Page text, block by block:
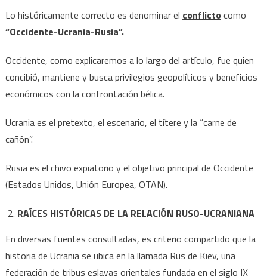
Lo históricamente correcto es denominar el conflicto como
“Occidente-Ucrania-Rusia”.
Occidente, como explicaremos a lo largo del artículo, fue quien
concibió, mantiene y busca privilegios geopolíticos y beneficios
económicos con la confrontación bélica.
Ucrania es el pretexto, el escenario, el títere y la “carne de
cañón”.
Rusia es el chivo expiatorio y el objetivo principal de Occidente
(Estados Unidos, Unión Europea, OTAN).
RAÍCES HISTÓRICAS DE LA RELACIÓN RUSO-UCRANIANA
En diversas fuentes consultadas, es criterio compartido que la
historia de Ucrania se ubica en la llamada Rus de Kiev, una
federación de tribus eslavas orientales fundada en el siglo IX